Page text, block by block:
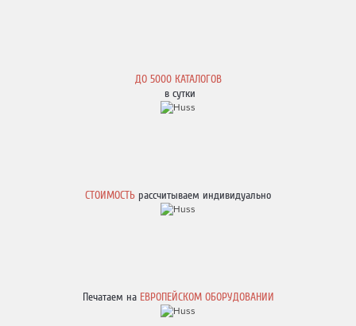
ДО 5000 КАТАЛОГОВ
в сутки
СТОИМОСТЬ рассчитываем индивидуально
Печатаем на ЕВРОПЕЙСКОМ ОБОРУДОВАНИИ